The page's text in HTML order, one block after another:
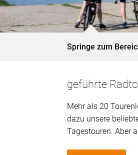
Springe zum
geführte
Mehr als 20
dazu unsere
Tagestouren. Aber